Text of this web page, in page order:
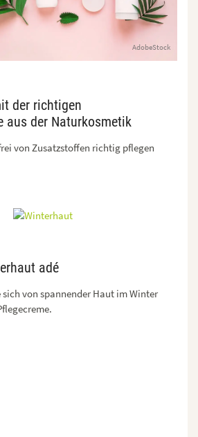
AdobeStock
der richtigen
aus der Naturkosmetik
von Zusatzstoffen richtig pflegen
adé
sich von spannender Haut im Winter